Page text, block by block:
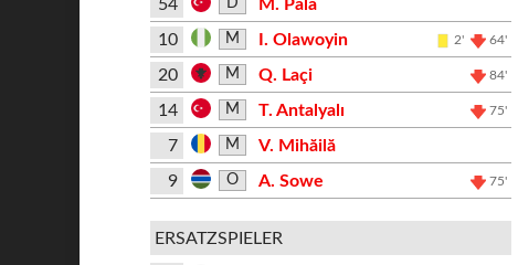
54 D
M. Pala
10
M I. Olawoyin 2' 64'
20 M Q. Laçi 84'
14 M T. Antalyalı 75'
7 M
V. Mihăilă
9
O A. Sowe 75'
ERSATZSPIELER